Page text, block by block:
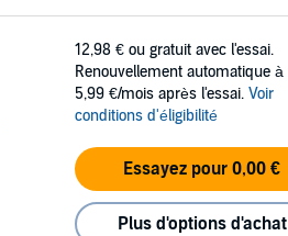
12,98 € ou gratuit avec l'essai.
Renouvellement automatique à
5,99 €/mois après l'essai. Voir
conditions d'éligibilité
Essayez pour 0,00 €
Plus d'options d'achat